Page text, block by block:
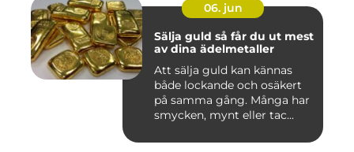
06. jun
Sälja guld så får du ut mest
av dina ädelmetaller
Att sälja guld kan kännas
både lockande och osäkert
på samma gång. Många har
smycken, mynt eller tac...